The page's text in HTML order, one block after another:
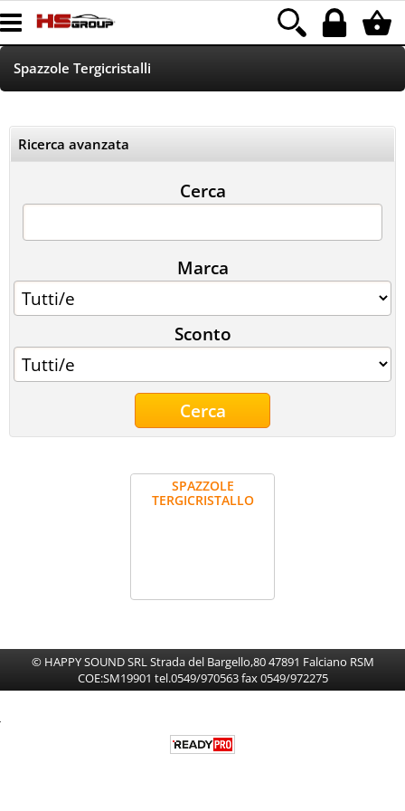
Led
Accessori
Parking Sensor
Xenon
HI-FI CAR
Spazzole Tergicristalli
Ricerca avanzata
Cerca
Marca
Sconto
SPAZZOLE
TERGICRISTALLO
© HAPPY SOUND SRL Strada del Bargello,80 47891 Falciano RSM
COE:SM19901 tel.0549/970563 fax 0549/972275